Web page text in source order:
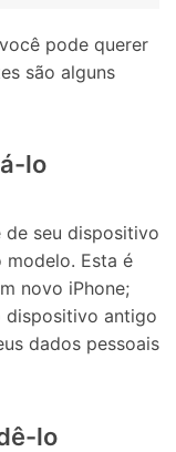
pode querer
são alguns
lo
de seu dispositivo
Esta é
novo iPhone;
dispositivo antigo
dados pessoais
lo